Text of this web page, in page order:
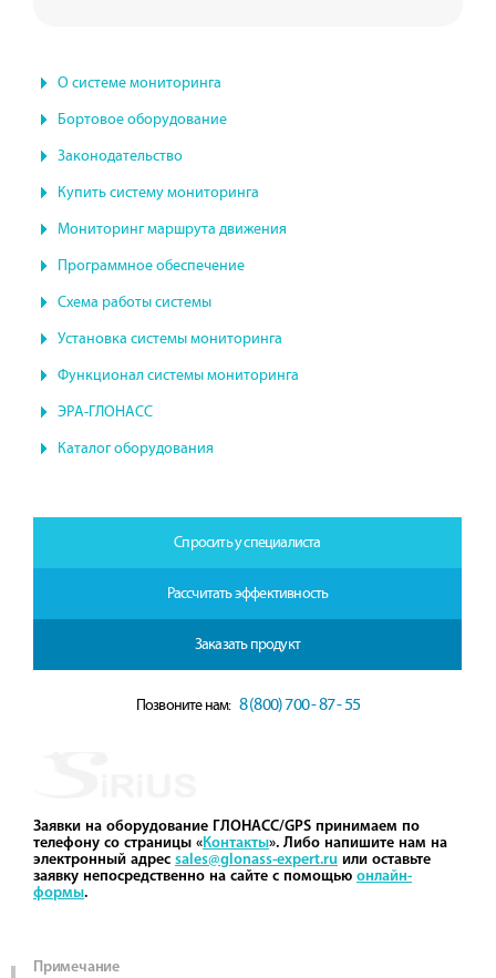
О системе мониторинга
Бортовое оборудование
Законодательство
Купить систему мониторинга
Мониторинг маршрута движения
Программное обеспечение
Схема работы системы
Установка системы мониторинга
Функционал системы мониторинга
ЭРА-ГЛОНАСС
Каталог оборудования
Спросить у специалиста
Рассчитать эффективность
Заказать продукт
Позвоните нам: 8 (800) 700 - 87 - 55
Заявки на оборудование ГЛОНАСС/GPS принимаем по
телефону со страницы «Контакты». Либо напишите нам на
электронный адрес sales@glonass-expert.ru или оставьте
заявку непосредственно на сайте с помощью онлайн-
формы.
Примечание